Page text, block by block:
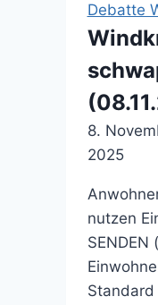
Debatte
8.
2025
nutzen
SENDEN